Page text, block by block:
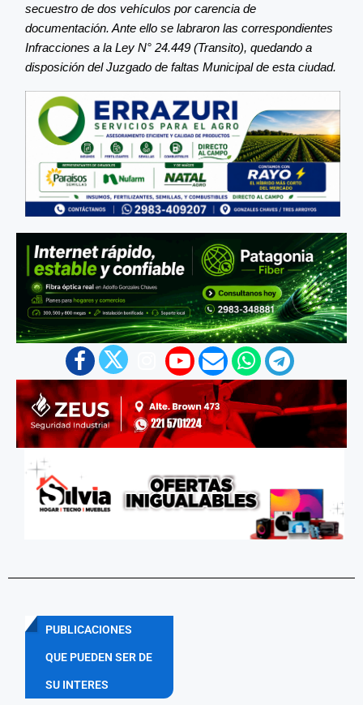
secuestro de dos vehículos por carencia de
documentación. Ante ello se labraron las correspondientes
Infracciones a la Ley N° 24.449 (Transito), quedando a
disposición del Juzgado de faltas Municipal de esta ciudad.
PUBLICACIONES
QUE PUEDEN SER DE
SU INTERES